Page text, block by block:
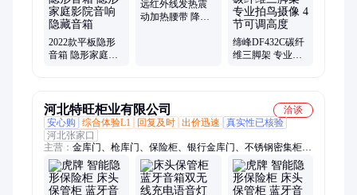
机、合管机、过滤网、官翻机、排污泵、折弯机、缠膜机
2022款平板隐形
音箱 隐形家庭影
远红外线发热震
动加热腰带 降噪
缔峰DF432C碳纤
维三脚架 专业拍
河北特旺柜业有限公司
洽谈
安心购
综合体验L1 回复及时 出价迅速
真实性已核验
河北张家口
主营： 金库门、枪库门、保险柜、银行金库门、不锈钢密集柜、
金库门厂家、不锈钢金库门、档案柜、投币柜、珠宝柜、虎牌保
险柜、投币保险柜、密集柜、密闭门、智能密集柜、安全门